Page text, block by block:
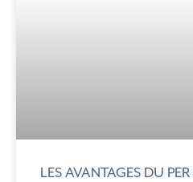
LES AVANTAGES DU